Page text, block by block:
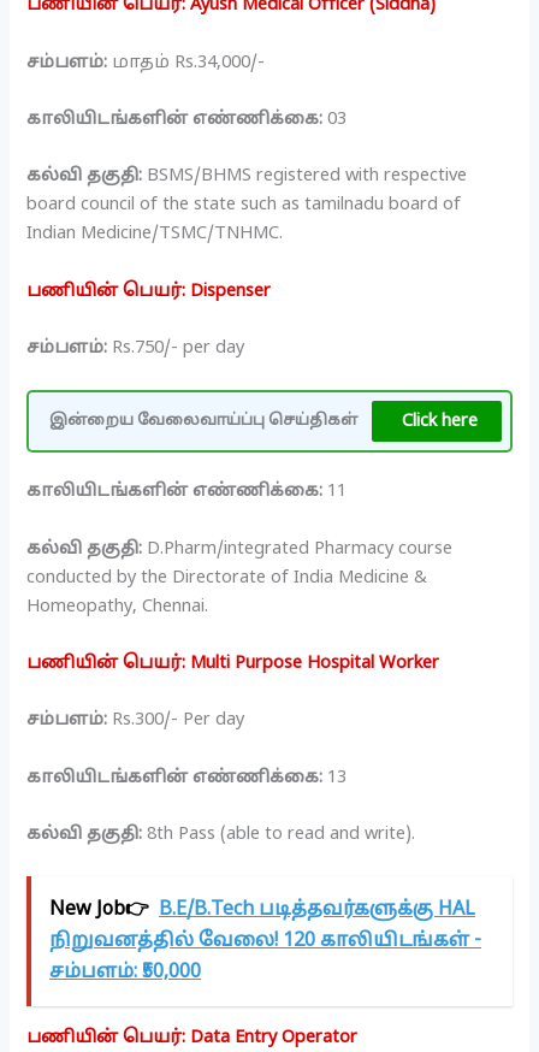
பணியின் பெயர்: Ayush Medical Officer (Siddha)
சம்பளம்: மாதம் Rs.34,000/-
காலியிடங்களின் எண்ணிக்கை: 03
கல்வி தகுதி: BSMS/BHMS registered with respective
board council of the state such as tamilnadu board of
Indian Medicine/TSMC/TNHMC.
பணியின் பெயர்: Dispenser
சம்பளம்: Rs.750/- per day
இன்றைய வேலைவாய்ப்பு செய்திகள் Click here
காலியிடங்களின் எண்ணிக்கை: 11
கல்வி தகுதி: D.Pharm/integrated Pharmacy course
conducted by the Directorate of India Medicine &
Homeopathy, Chennai.
பணியின் பெயர்: Multi Purpose Hospital Worker
சம்பளம்: Rs.300/- Per day
காலியிடங்களின் எண்ணிக்கை: 13
கல்வி தகுதி: 8th Pass (able to read and write).
New Job👉 B.E/B.Tech படித்தவர்களுக்கு HAL
நிறுவனத்தில் வேலை! 120 காலியிடங்கள் -
சம்பளம்: ₹50,000
பணியின் பெயர்: Data Entry Operator